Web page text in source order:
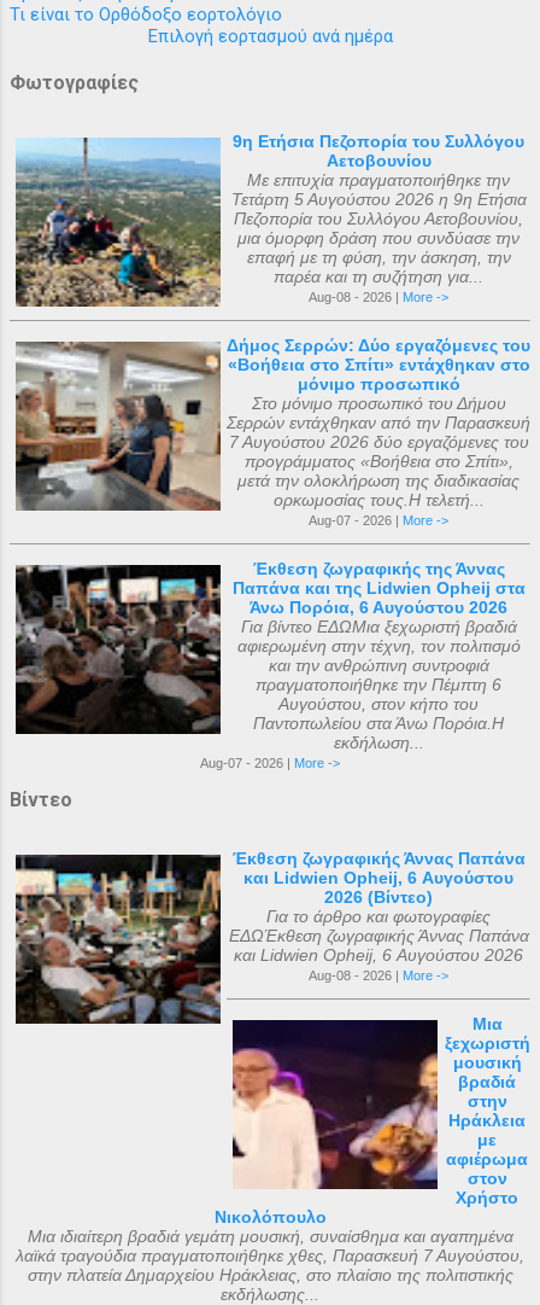
Τι είναι το Ορθόδοξο εορτολόγιο
Επιλογή εορτασμού ανά ημέρα
Φωτογραφίες
9η Ετήσια Πεζοπορία του Συλλόγου
Αετοβουνίου
Με επιτυχία πραγματοποιήθηκε την
Τετάρτη 5 Αυγούστου 2026 η 9η Ετήσια
Πεζοπορία του Συλλόγου Αετοβουνίου,
μια όμορφη δράση που συνδύασε την
επαφή με τη φύση, την άσκηση, την
παρέα και τη συζήτηση για...
Aug-08 - 2026 | More ->
Δήμος Σερρών: Δύο εργαζόμενες του
«Βοήθεια στο Σπίτι» εντάχθηκαν στο
μόνιμο προσωπικό
Στο μόνιμο προσωπικό του Δήμου
Σερρών εντάχθηκαν από την Παρασκευή
7 Αυγούστου 2026 δύο εργαζόμενες του
προγράμματος «Βοήθεια στο Σπίτι»,
μετά την ολοκλήρωση της διαδικασίας
ορκωμοσίας τους.Η τελετή...
Aug-07 - 2026 | More ->
Έκθεση ζωγραφικής της Άννας
Παπάνα και της Lidwien Opheij στα
Άνω Πορόια, 6 Αυγούστου 2026
Για βίντεο ΕΔΩΜια ξεχωριστή βραδιά
αφιερωμένη στην τέχνη, τον πολιτισμό
και την ανθρώπινη συντροφιά
πραγματοποιήθηκε την Πέμπτη 6
Αυγούστου, στον κήπο του
Παντοπωλείου στα Άνω Πορόια.Η
εκδήλωση...
Aug-07 - 2026 | More ->
Βίντεο
Έκθεση ζωγραφικής Άννας Παπάνα
και Lidwien Opheij, 6 Αυγούστου
2026 (Βίντεο)
Για το άρθρο και φωτογραφίες
ΕΔΩΈκθεση ζωγραφικής Άννας Παπάνα
και Lidwien Opheij, 6 Αυγούστου 2026
Aug-08 - 2026 | More ->
Μια
ξεχωριστή
μουσική
βραδιά
στην
Ηράκλεια
με
αφιέρωμα
στον
Χρήστο
Νικολόπουλο
Μια ιδιαίτερη βραδιά γεμάτη μουσική, συναίσθημα και αγαπημένα
λαϊκά τραγούδια πραγματοποιήθηκε χθες, Παρασκευή 7 Αυγούστου,
στην πλατεία Δημαρχείου Ηράκλειας, στο πλαίσιο της πολιτιστικής
εκδήλωσης...